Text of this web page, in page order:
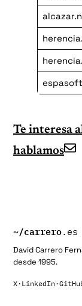
Te interesa
hablamos
~/carrero.es
David Carrero
desde 1995.
X· LinkedIn·